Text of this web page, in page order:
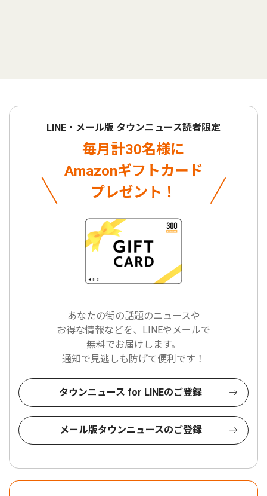
LINE・メール版 タウンニュース読者限定
毎月計30名様に
Amazonギフトカード
プレゼント！
あなたの街の話題のニュースや
お得な情報などを、LINEやメールで
無料でお届けします。
通知で見逃しも防げて便利です！
タウンニュース for LINEのご登録
メール版タウンニュースのご登録